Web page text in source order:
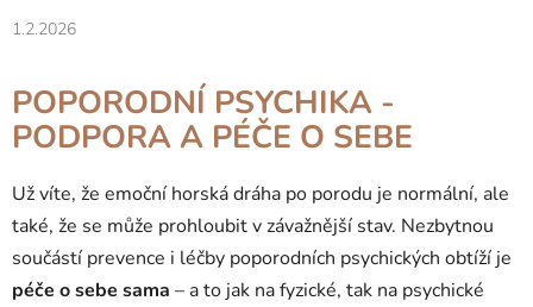
1.2.2026
POPORODNÍ PSYCHIKA -
PODPORA A PÉČE O SEBE
Už víte, že emoční horská dráha po porodu je normální, ale
také, že se může prohloubit v závažnější stav. Nezbytnou
součástí prevence i léčby poporodních psychických obtíží je
péče o sebe sama – a to jak na fyzické, tak na psychické